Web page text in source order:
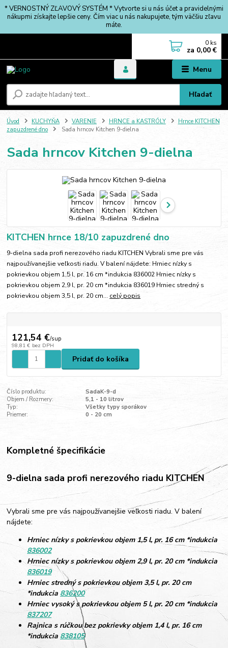
* VERNOSTNÝ ZĽAVOVÝ SYSTÉM * Vytvorte si u nás účet a pravidelnými
nákupmi získajte lepšie ceny. Čím viac u nás nakupujete, tým väčšiu zľavu
máte.
Menu
Hľadať
0 ks
za 0,00 €
Úvod KUCHYŇA VARENIE HRNCE a KASTRÓLY
Hrnce KITCHEN
zapuzdrené dno
Sada hrncov Kitchen 9-dielna
Sada hrncov Kitchen 9-dielna
KITCHEN hrnce 18/10 zapuzdrené dno
9-dielna sada profi nerezového riadu KITCHEN Vybrali sme pre vás
najpoužívanejšie veľkosti riadu. V balení nájdete: Hrniec nízky s
pokrievkou objem 1,5 l, pr. 16 cm *indukcia 836002 Hrniec nízky s
pokrievkou objem 2,9 l, pr. 20 cm *indukcia 836019 Hrniec stredný s
pokrievkou objem 3,5 l, pr. 20 cm... celý popis
121,54 €/sup
98,81 € bez DPH
Pridať do košíka
Číslo produktu:
SadaK-9-d
Objem / Rozmery:
5,1 - 10 litrov
Typ:
Všetky typy sporákov
Priemer:
0 - 20 cm
Kompletné špecifikácie
9-dielna sada profi nerezového riadu KITCHEN
Vybrali sme pre vás najpoužívanejšie veľkosti riadu. V balení
nájdete:
Hrniec nízky s pokrievkou objem 1,5 l, pr. 16 cm *indukcia
836002
Hrniec nízky s pokrievkou objem 2,9 l, pr. 20 cm *indukcia
836019
Hrniec stredný s pokrievkou objem 3,5 l, pr. 20 cm
*indukcia 836200
Hrniec vysoký s pokrievkou objem 5 l, pr. 20 cm *indukcia
837207
Rajnica s rúčkou bez pokrievky objem 1,4 l, pr. 16 cm
*indukcia 838105